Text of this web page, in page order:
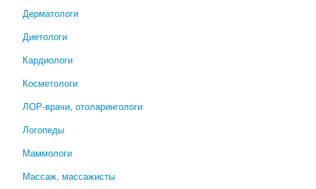
Дерматологи
Диетологи
Кардиологи
Косметологи
ЛОР-врачи, отоларингологи
Логопеды
Маммологи
Массаж, массажисты